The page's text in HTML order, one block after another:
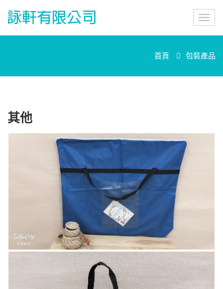
詠
軒
有
首頁 包裝產品
其他